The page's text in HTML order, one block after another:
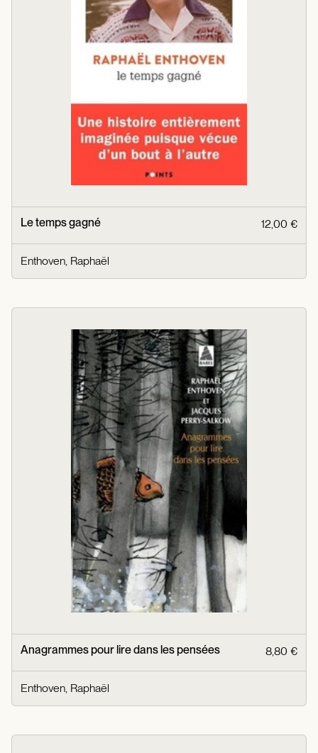
Le temps gagné 12,00 €
Enthoven, Raphaël
Anagrammes pour lire dans les pensées 8,80 €
Enthoven, Raphaël